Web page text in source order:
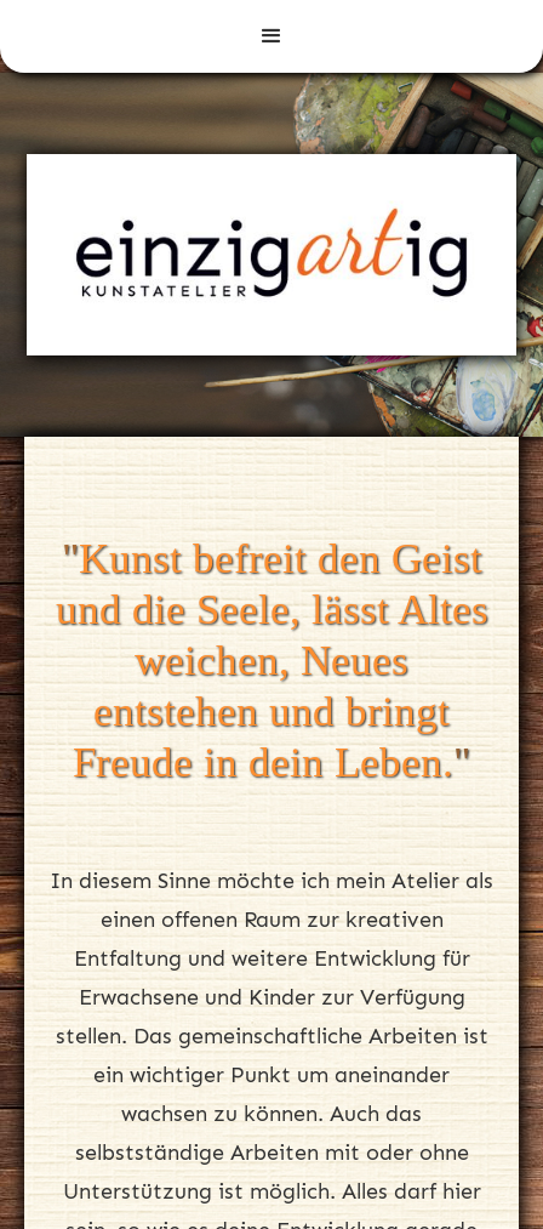
"Kunst befreit den Geist
und die Seele, lässt Altes
weichen, Neues
entstehen und bringt
Freude in dein Leben."
In diesem Sinne möchte ich mein Atelier als
einen offenen Raum zur kreativen
Entfaltung und weitere Entwicklung für
Erwachsene und Kinder zur Verfügung
stellen. Das gemeinschaftliche Arbeiten ist
ein wichtiger Punkt um aneinander
wachsen zu können. Auch das
selbstständige Arbeiten mit oder ohne
Unterstützung ist möglich. Alles darf hier